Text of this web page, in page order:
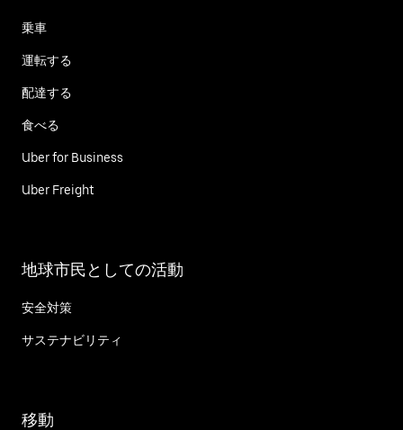
乗車
運転する
配達する
食べる
Uber for Business
Uber Freight
地球市民としての活動
安全対策
サステナビリティ
移動